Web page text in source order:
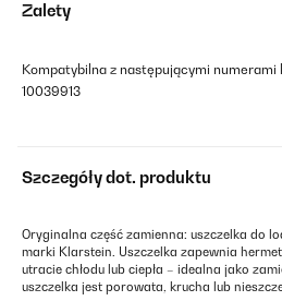
Zalety
Kompatybilna z następującymi numerami
10039913
Szczegóły dot. produktu
Oryginalna część zamienna: uszczelka do
marki Klarstein. Uszczelka zapewnia
utracie chłodu lub ciepła – idealna jako
uszczelka jest porowata, krucha lub